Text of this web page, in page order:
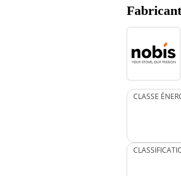
Fabricant
CLASSE